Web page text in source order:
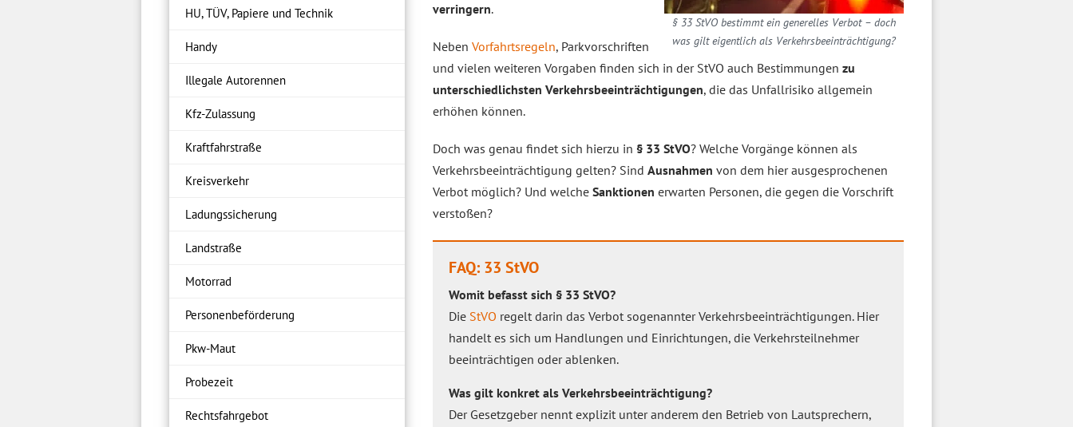
HU, TÜV, Papiere und Technik
Handy
Illegale Autorennen
Kfz-Zulassung
Kraftfahrstraße
Kreisverkehr
Ladungssicherung
Landstraße
Motorrad
Personenbeförderung
Pkw-Maut
Probezeit
Rechtsfahrgebot
§ 33 StVO bestimmt ein generelles Verbot – doch
was gilt eigentlich als Verkehrsbeeinträchtigung?
verringern.
Neben Vorfahrtsregeln, Parkvorschriften
und vielen weiteren Vorgaben finden sich in der StVO auch Bestimmungen zu
unterschiedlichsten Verkehrsbeeinträchtigungen, die das Unfallrisiko allgemein
erhöhen können.
Doch was genau findet sich hierzu in § 33 StVO? Welche Vorgänge können als
Verkehrsbeeinträchtigung gelten? Sind Ausnahmen von dem hier ausgesprochenen
Verbot möglich? Und welche Sanktionen erwarten Personen, die gegen die Vorschrift
verstoßen?
FAQ: 33 StVO
Womit befasst sich § 33 StVO?
Die StVO regelt darin das Verbot sogenannter Verkehrsbeeinträchtigungen. Hier
handelt es sich um Handlungen und Einrichtungen, die Verkehrsteilnehmer
beeinträchtigen oder ablenken.
Was gilt konkret als Verkehrsbeeinträchtigung?
Der Gesetzgeber nennt explizit unter anderem den Betrieb von Lautsprechern,